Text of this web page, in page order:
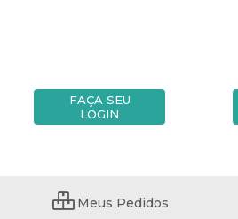
FAÇA SEU
LOGIN
Meus Pedidos